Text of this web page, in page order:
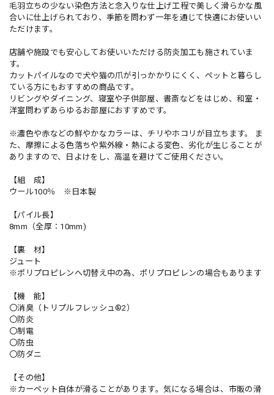
毛羽立ちの少ない染色方法と念入りな仕上げ工程で美しく滑らかな風
合いに仕上げられており、季節を問わず一年を通じて快適にお使いい
ただけます。
店舗や施設でも安心してお使いいただける防炎加工も施されていま
す。
カットパイルなので犬や猫の爪が引っかかりにくく、ペットと暮らし
ている方にもおすすめの商品です。
リビングやダイニング、寝室や子供部屋、書斎などをはじめ、和室・
洋室問わずあらゆるお部屋におすすめです。
※濃色や赤などの鮮やかなカラーは、チリやホコリが目立ちます。 ま
た、摩擦による色落ちや紫外線・熱による変色、劣化が生じることが
ありますので、日よけをし、高温を避けてご使用ください。
【組 成】
ウール100％ ※日本製
【パイル長】
8mm（全厚：10mm)
【裏 材】
ジュート
※ポリプロピレンへ切替え中の為、ポリプロピレンの場合もあります
【機 能】
〇消臭（トリプルフレッシュ®2）
〇防炎
〇制電
〇防虫
〇防ダニ
【その他】
※カーペット自体が滑ることがあります。気になる場合は、市販の滑